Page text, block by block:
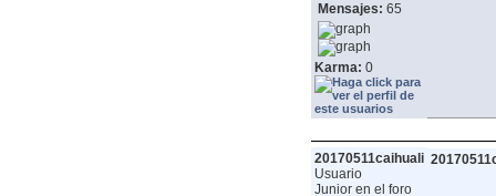
Mensajes: 65
Karma: 0
20170511caihuali
Usuario
Junior en el foro